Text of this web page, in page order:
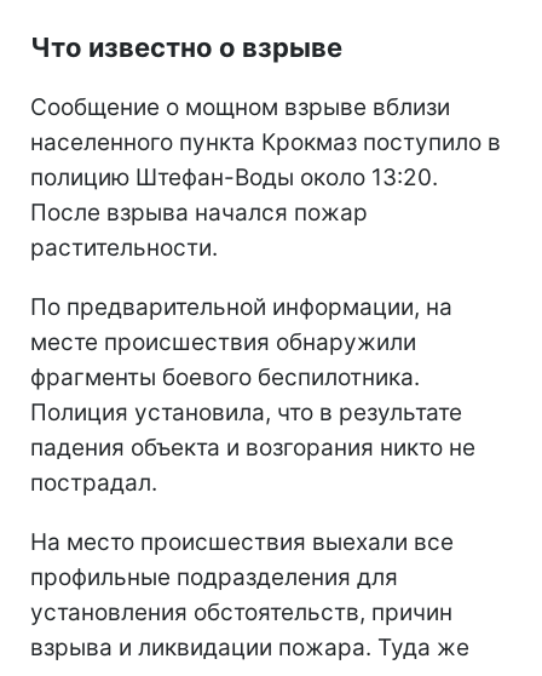
Что известно о взрыве
Сообщение о мощном взрыве вблизи
населенного пункта Крокмаз поступило в
полицию Штефан-Воды около 13:20.
После взрыва начался пожар
растительности.
По предварительной информации, на
месте происшествия обнаружили
фрагменты боевого беспилотника.
Полиция установила, что в результате
падения объекта и возгорания никто не
пострадал.
На место происшествия выехали все
профильные подразделения для
установления обстоятельств, причин
взрыва и ликвидации пожара. Туда же